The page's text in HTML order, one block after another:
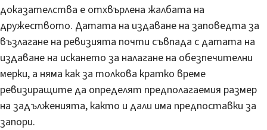
доказателства е отхвърлена жалбата на
дружеството. Датата на издаване на заповедта за
възлагане на ревизията почти съвпада с датата на
издаване на искането за налагане на обезпечителни
мерки, а няма как за толкова кратко време
ревизиращите да определят предполагаемия размер
на задълженията, както и дали има предпоставки за
запори.